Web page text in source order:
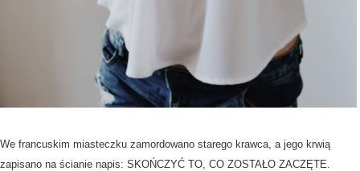
We francuskim miasteczku zamordowano starego krawca, a jego krwią
zapisano na ścianie napis: SKOŃCZYĆ TO, CO ZOSTAŁO ZACZĘTE.